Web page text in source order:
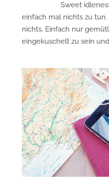
Sweet idleness
einfach mal nichts zu
nichts. Einfach nur
eingekuschelt zu sein